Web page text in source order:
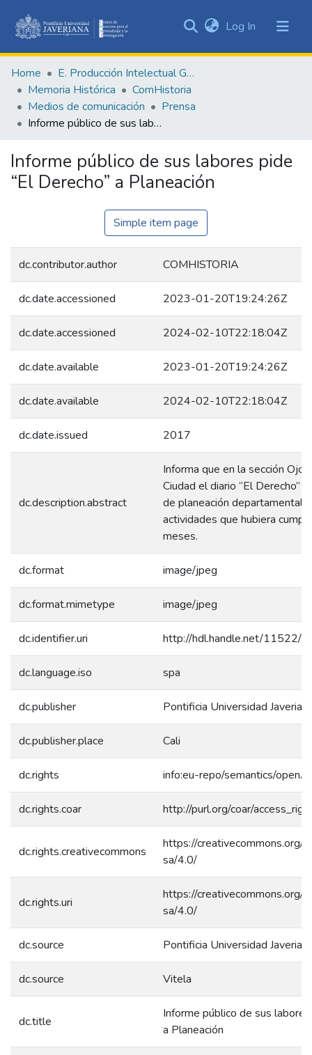
&
Collections
All of DSpace
Log In (current)
Home
E. Producción Intelectual General
Memoria Histórica
ComHistoria
Medios de comunicación
Prensa
Informe público de sus labores pide “El Derecho” a Planeación
Informe público de sus labores pide
“El Derecho” a Planeación
Simple item page
dc.contributor.author COMHISTORIA
dc.date.accessioned 2023-01-20T19:24:26Z
dc.date.accessioned 2024-02-10T22:18:04Z
dc.date.available 2023-01-20T19:24:26Z
dc.date.available 2024-02-10T22:18:04Z
dc.date.issued 2017
dc.description.abstract
Informa que en la sección
Ciudad el diario “El Derecho”
de planeación departamental
actividades que hubiera
meses.
dc.format image/jpeg
dc.format.mimetype image/jpeg
dc.identifier.uri http://hdl.handle.net/11522/
dc.language.iso spa
dc.publisher Pontificia Universidad
dc.publisher.place Cali
dc.rights info:eu-repo/semantics/
dc.rights.coar http://purl.org/coar/
dc.rights.creativecommons
https://creativecommons.org/
sa/4.0/
dc.rights.uri
https://creativecommons.org/
sa/4.0/
dc.source Pontificia Universidad
dc.source Vitela
dc.title
Informe público de sus
a Planeación